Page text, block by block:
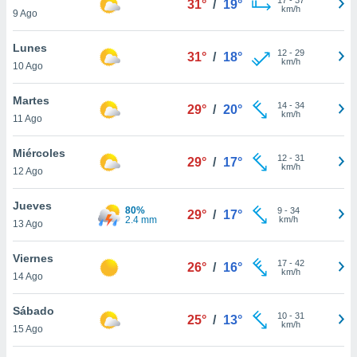
más
nuestra
y
de
disponible
cookies
aceptar
9 Ago
31° / 19°
km/h
Lunes
10 Ago
31° / 18° 12- 29
km/h
Martes
11 Ago
29° / 20° 14- 34
km/h
Miércoles
12 Ago
29° / 17° 12- 31
km/h
Jueves
13 Ago
80%
2.4 mm
29° / 17° 9- 34
km/h
Viernes
14 Ago
26° / 16° 17- 42
km/h
Sábado
15 Ago
25° / 13° 10- 31
km/h